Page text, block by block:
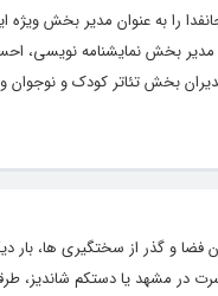
را به عنوان مدیر بخش ویژه
مدیر بخش نمایشنامه نویسی،
بخش تئاتر کودک و نوجوان
و گذر از سختگیری ها، بار
مشهد یا دستکم شاندیز،